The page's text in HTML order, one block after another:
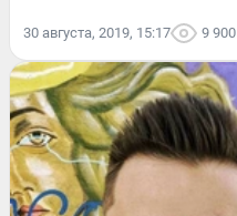
30 августа, 2019, 15:17 9 900